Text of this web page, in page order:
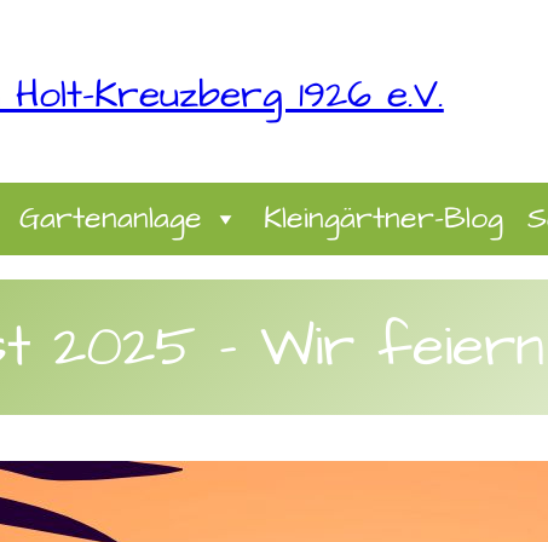
Kreuzberg 1926 e.V.
Gartenanlage Kleingärtner-Blog
2025 – Wir feiern